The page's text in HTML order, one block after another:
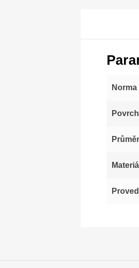
Norma
Průměr
Materiál